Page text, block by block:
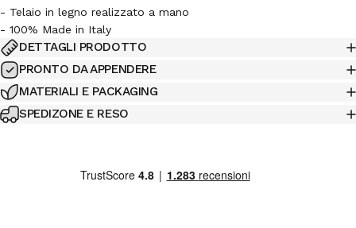
- Telaio in legno realizzato a mano
- 100% Made in Italy
DETTAGLI PRODOTTO
PRONTO DA APPENDERE
MATERIALI E PACKAGING
SPEDIZONE E RESO